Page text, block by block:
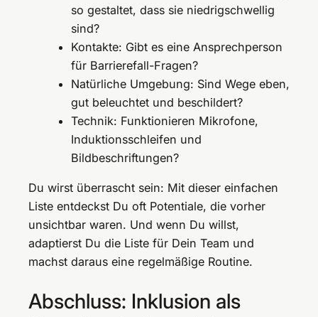
so gestaltet, dass sie niedrigschwellig
sind?
Kontakte: Gibt es eine Ansprechperson
für Barrierefall-Fragen?
Natürliche Umgebung: Sind Wege eben,
gut beleuchtet und beschildert?
Technik: Funktionieren Mikrofone,
Induktionsschleifen und
Bildbeschriftungen?
Du wirst überrascht sein: Mit dieser einfachen
Liste entdeckst Du oft Potentiale, die vorher
unsichtbar waren. Und wenn Du willst,
adaptierst Du die Liste für Dein Team und
machst daraus eine regelmäßige Routine.
Abschluss: Inklusion als